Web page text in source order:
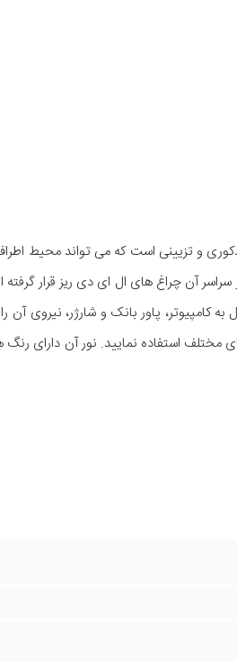
نقره ای رنگ به طول 5 متر است که در سراسر آن چراغ های
پاور بانک و شارژر، نیروی آن
استفاده نمایید. نور آن دارای